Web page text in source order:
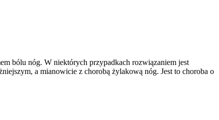
bólu nóg. W niektórych przypadkach rozwiązaniem jest
a mianowicie z chorobą żylakową nóg. Jest to choroba o